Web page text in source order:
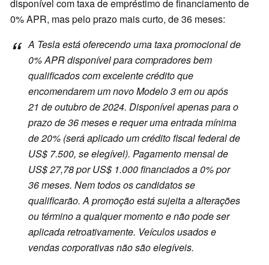
disponível com taxa de empréstimo de financiamento de
0% APR, mas pelo prazo mais curto, de 36 meses:
A Tesla está oferecendo uma taxa promocional de
0% APR disponível para compradores bem
qualificados com excelente crédito que
encomendarem um novo Modelo 3 em ou após
21 de outubro de 2024. Disponível apenas para o
prazo de 36 meses e requer uma entrada mínima
de 20% (será aplicado um crédito fiscal federal de
US$ 7.500, se elegível). Pagamento mensal de
US$ 27,78 por US$ 1.000 financiados a 0% por
36 meses. Nem todos os candidatos se
qualificarão. A promoção está sujeita a alterações
ou término a qualquer momento e não pode ser
aplicada retroativamente. Veículos usados e
vendas corporativas não são elegíveis.